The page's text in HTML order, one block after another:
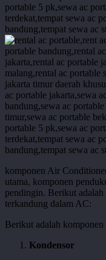
komponen Air
utama, komponen
pendingin. Berikut
terkandung dalam AC:
Berikut adalah
Kondensor